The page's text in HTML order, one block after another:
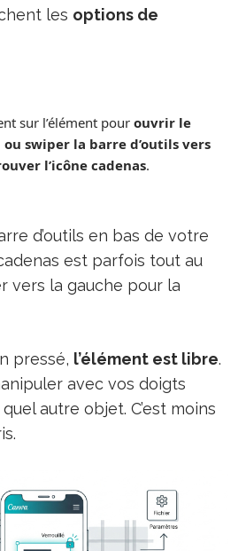
les options de
sur l’élément pour ouvrir le
swiper la barre d’outils vers
l’icône cadenas.
d’outils en bas de votre
est parfois tout au
vers la gauche pour la
pressé, l’élément est libre.
avec vos doigts
autre objet. C’est moins